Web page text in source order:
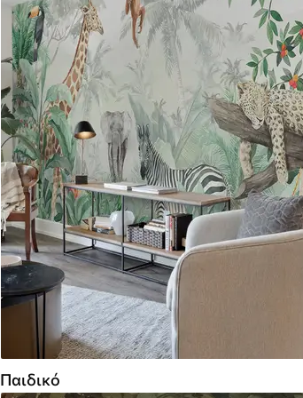
Παιδικό